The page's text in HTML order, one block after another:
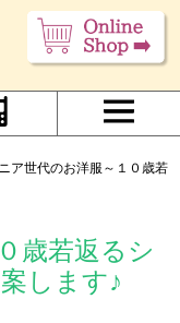
ア世代のお洋服～１０歳若
歳若返るシ
します♪